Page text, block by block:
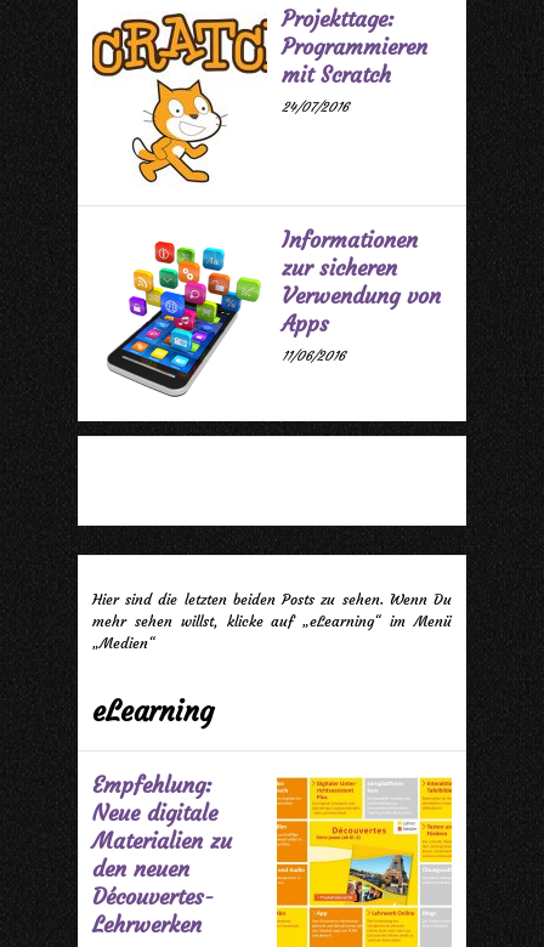
Projekttage:
Programmieren
mit Scratch
24/07/2016
Informationen
zur sicheren
Verwendung von
Apps
11/06/2016
Hier sind die letzten beiden Posts zu sehen. Wenn Du
mehr sehen willst, klicke auf „eLearning“ im Menü
„Medien“
eLearning
Empfehlung:
Neue digitale
Materialien zu
den neuen
Découvertes-
Lehrwerken